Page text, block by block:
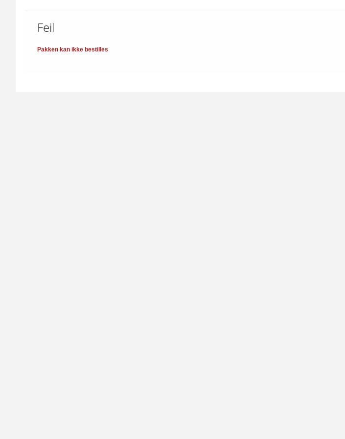
Feil
Pakken kan ikke bestilles